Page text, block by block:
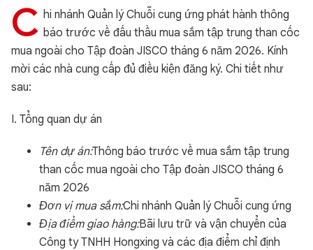
C hi nhánh Quản lý Chuỗi cung ứng phát hành thông
báo trước về đấu thầu mua sắm tập trung than cốc
mua ngoài cho Tập đoàn JISCO tháng 6 năm 2026. Kính
mời các nhà cung cấp đủ điều kiện đăng ký. Chi tiết như
sau:
I. Tổng quan dự án
Tên dự án:Thông báo trước về mua sắm tập trung
than cốc mua ngoài cho Tập đoàn JISCO tháng 6
năm 2026
Đơn vị mua sắm:Chi nhánh Quản lý Chuỗi cung ứng
Địa điểm giao hàng:Bãi lưu trữ và vận chuyển của
Công ty TNHH Hongxing và các địa điểm chỉ định